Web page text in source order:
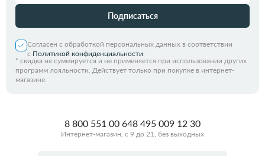
Подписаться
Согласен с обработкой персональных данных в соответствии
с Политикой конфиденциальности
* скидка не суммируется и не применяется при использовании других
программ лояльности. Действует только при покупке в интернет-
магазине.
8 800 551 00 648 495 009 12 30
Интернет-магазин, с 9 до 21, без выходных